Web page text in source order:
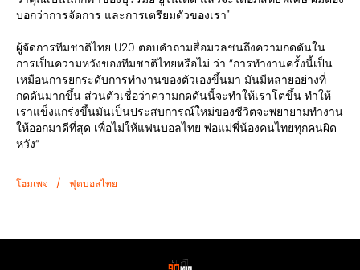
บอกว่าการจัดการ และการเตรียมตัวของเรา"
ผู้จัดการทีมชาติไทย U20 ตอบคำถามสื่อมวลชนถึงความกดดันใน
การเป็นความหวังของทีมชาติไทยหรือไม่ ว่า “การทำงานครั้งนี้เป็น
เหมือนการยกระดับการทำงานของตัวเองขึ้นมา มันมีหลายอย่างที่
กดดันมากขึ้น ส่วนตัวเชื่อว่าความกดดันนี้จะทำให้เราโตขึ้น ทำให้
เราแข็งแกร่งขึ้นมันเป็นประสบการณ์ใหม่ของชีวิตจะพยายามทำงาน
ให้ออกมาดีที่สุด เพื่อไม่ให้แฟนบอลไทย พ่อแม่พี่น้องคนไทยทุกคนผิด
หวัง”
โฮมเพจ / ฟุตบอลไทย